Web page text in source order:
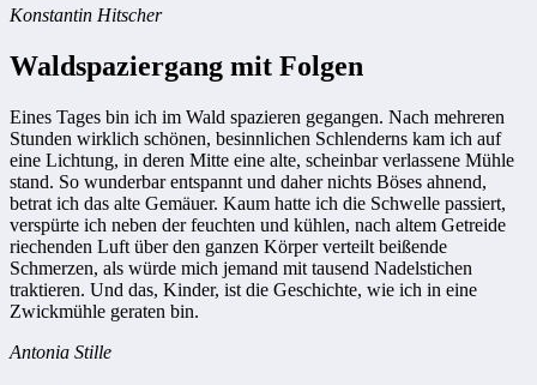
Konstantin Hitscher
Waldspaziergang mit Folgen
Eines Tages bin ich im Wald spazieren gegangen. Nach mehreren
Stunden wirklich schönen, besinnlichen Schlenderns kam ich auf
eine Lichtung, in deren Mitte eine alte, scheinbar verlassene Mühle
stand. So wunderbar entspannt und daher nichts Böses ahnend,
betrat ich das alte Gemäuer. Kaum hatte ich die Schwelle passiert,
verspürte ich neben der feuchten und kühlen, nach altem Getreide
riechenden Luft über den ganzen Körper verteilt beißende
Schmerzen, als würde mich jemand mit tausend Nadelstichen
traktieren. Und das, Kinder, ist die Geschichte, wie ich in eine
Zwickmühle geraten bin.
Antonia Stille